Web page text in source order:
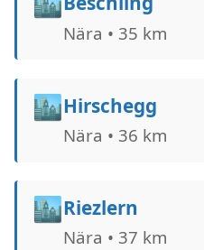
Nära • 35 km
🏙️Hirschegg
Nära • 36 km
🏙️Riezlern
Nära • 37 km